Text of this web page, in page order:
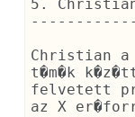
5.
Christian a
t�m�k
felvetett
az X